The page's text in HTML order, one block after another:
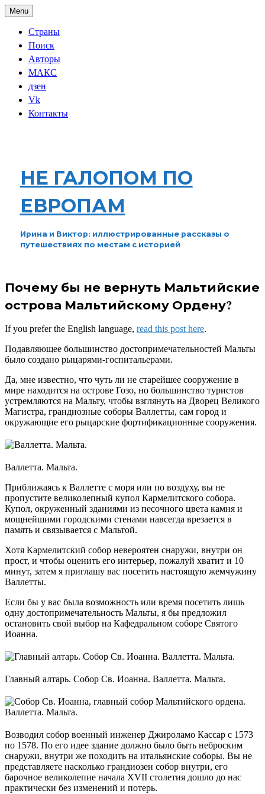
Skip
to
content
Menu
Страны
Поиск
Авторы
МАКС
дзен
Vk
Контакты
НЕ ГАЛОПОМ ПО
ЕВРОПАМ
Ирина и Виктор: иллюстрированные рассказы о
путешествиях по местам с историей
Почему бы не вернуть Мальтийские
острова Мальтийскому Ордену?
If you prefer the English language, read this post here.
Подавляющее большинство достопримечательностей Мальты
было создано рыцарями-госпитальерами.
Да, мне известно, что чуть ли не старейшее сооружение в
мире находится на острове Гозо, но большинство туристов
устремляются на Мальту, чтобы взглянуть на Дворец Великого
Магистра, грандиозные соборы Валлетты, сам город и
окружающие его рыцарские фортификационные сооружения.
Валлетта. Мальта.
Приближаясь к Валлетте с моря или по воздуху, вы не
пропустите великолепный купол Кармелитского собора.
Купол, окруженный зданиями из песочного цвета камня и
мощнейшими городскими стенами навсегда врезается в
память и связывается с Мальтой.
Хотя Кармелитский собор невероятен снаружи, внутри он
прост, и чтобы оценить его интерьер, пожалуй хватит и 10
минут, затем я приглашу вас посетить настоящую жемчужину
Валлетты.
Если бы у вас была возможность или время посетить лишь
одну достопримечательность Мальты, я бы предложил
остановить свой выбор на Кафедральном соборе Святого
Иоанна.
Главный алтарь. Собор Св. Иоанна. Валлетта. Мальта.
Возводил собор военный инженер Джироламо Кассар с 1573
по 1578. По его идее здание должно было быть неброским
снаружи, внутри же походить на итальянские соборы. Вы не
представляете насколько грандиозен собор внутри, его
барочное великолепие начала XVII столетия дошло до нас
практически без изменений и потерь.